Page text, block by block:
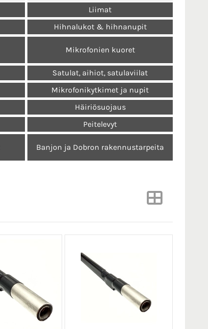
Liimat
Hihnalukot & hihnanupit
Mikrofonien kuoret
Satulat, aihiot, satulaviilat
Mikrofonikytkimet ja nupit
Häiriösuojaus
Peitelevyt
Banjon ja Dobron rakennustarpeita